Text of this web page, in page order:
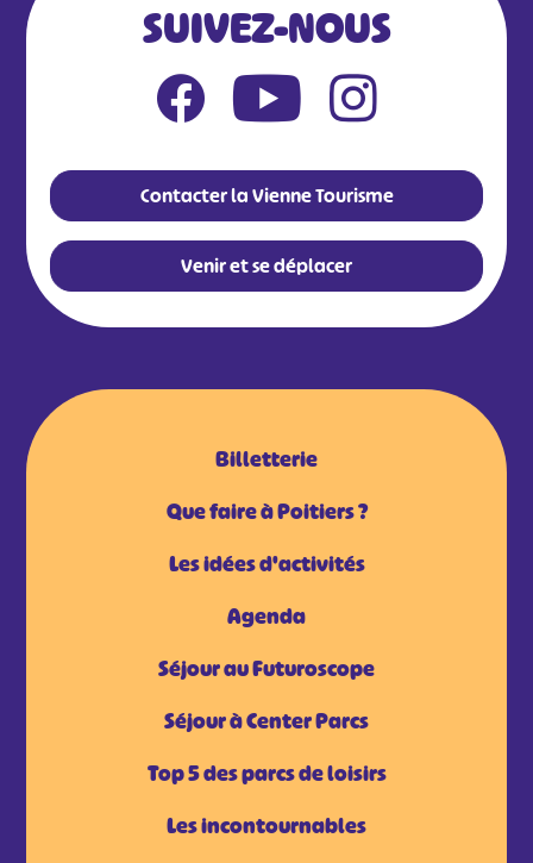
SUIVEZ-NOUS
Contacter la Vienne Tourisme
Venir et se déplacer
Billetterie
Que faire à Poitiers ?
Les idées d'activités
Agenda
Séjour au Futuroscope
Séjour à Center Parcs
Top 5 des parcs de loisirs
Les incontournables